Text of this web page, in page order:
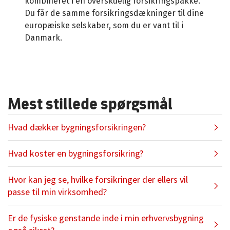
Du får de samme forsikringsdækninger til dine
europæiske selskaber, som du er vant til i
Danmark.
Mest stillede spørgsmål
Hvad dækker bygningsforsikringen?
Hvad koster en bygningsforsikring?
en række parametre.
Vi tager højde for:
Hvad ejendommen anvendes til – beboelse,
Hvor kan jeg se, hvilke forsikringer der ellers vil
passe til min virksomhed?
Er de fysiske genstande inde i min erhvervsbygning